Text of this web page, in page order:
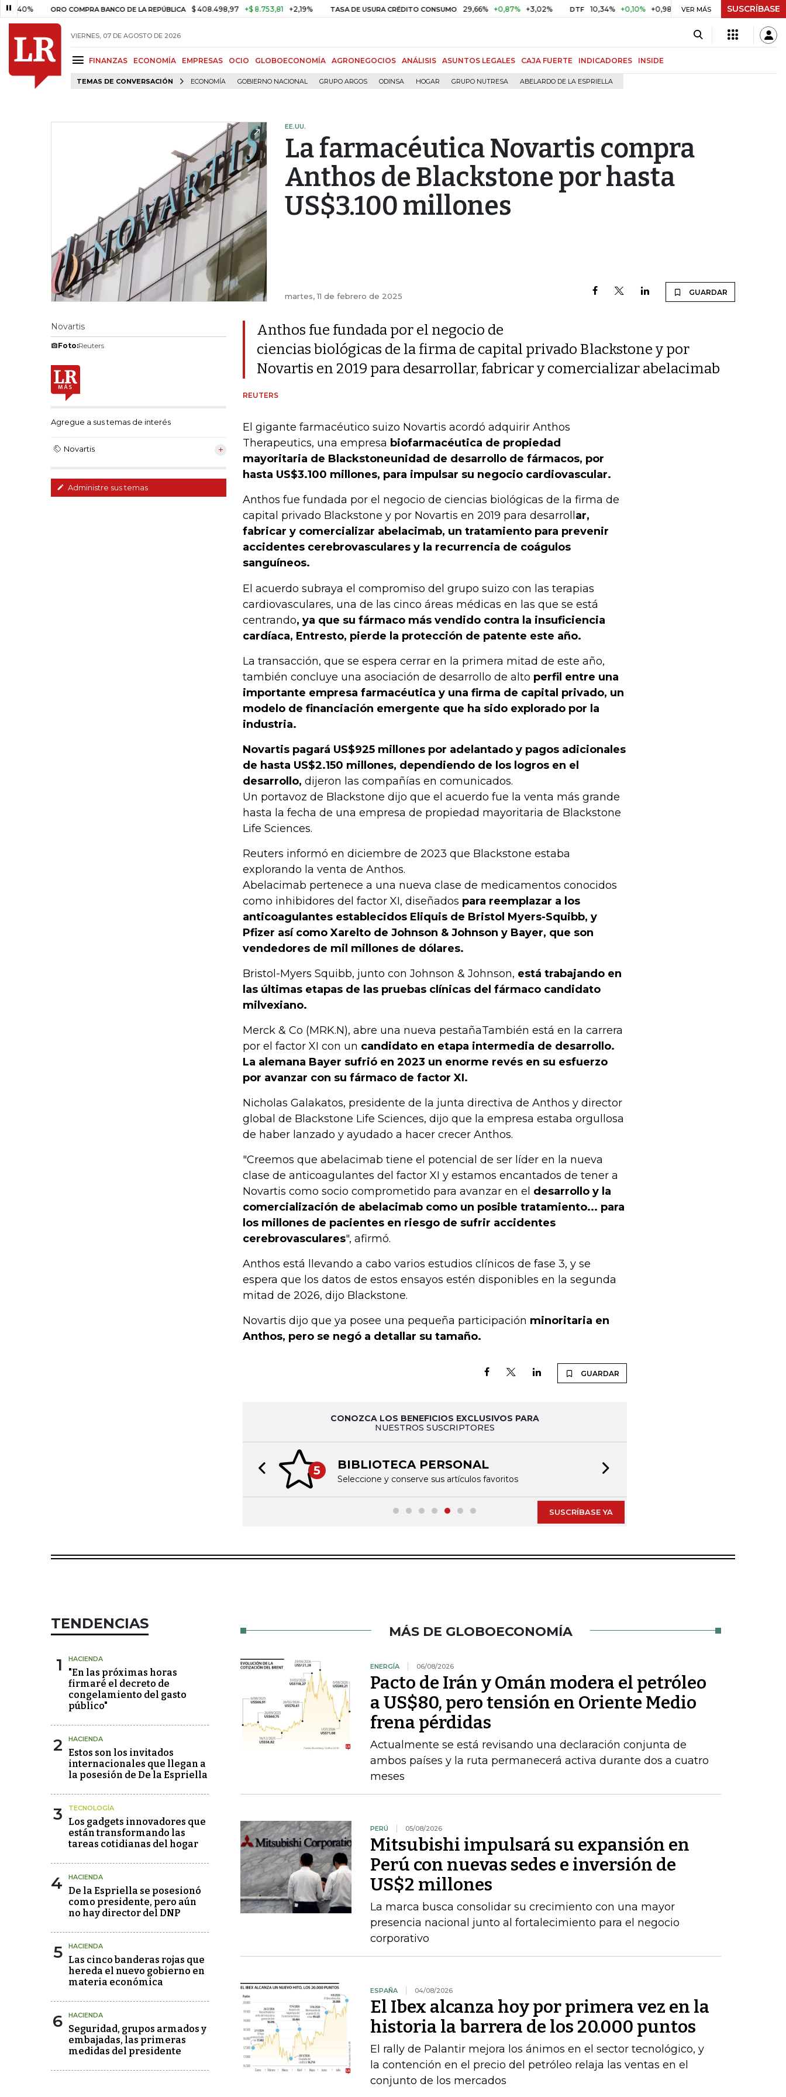
ORO COMPRA BANCO DE LA REPÚBLICA $ 408.498,97 +$ 8.753,81 +2,19% TASA DE USURA CRÉDITO CONSUMO 29,66% +0,87% +3,02% DTF 10,34% +0,10% +0,98% UVR $ 416,91 +$ 0,05 +0,01%
VER MÁS SUSCRÍBASE
VIERNES, 07 DE AGOSTO DE 2026
FINANZAS ECONOMÍA EMPRESAS OCIO GLOBOECONOMÍA AGRONEGOCIOS ANÁLISIS ASUNTOS LEGALES CAJA FUERTE INDICADORES INSIDE
TEMAS DE CONVERSACIÓN ECONOMÍA GOBIERNO NACIONAL GRUPO ARGOS ODINSA HOGAR GRUPO NUTRESA ABELARDO DE LA ESPRIELLA
EE.UU.
La farmacéutica Novartis compra
Anthos de Blackstone por hasta
US$3.100 millones
martes, 11 de febrero de 2025 GUARDAR
Novartis
Foto:Reuters
Agregue a sus temas de interés
Novartis
Administre sus temas
Anthos fue fundada por el negocio de
ciencias biológicas de la firma de capital privado Blackstone y por
Novartis en 2019 para desarrollar, fabricar y comercializar abelacimab
REUTERS
El gigante farmacéutico suizo Novartis acordó adquirir Anthos
Therapeutics, una empresa biofarmacéutica de propiedad
mayoritaria de Blackstoneunidad de desarrollo de fármacos, por
hasta US$3.100 millones, para impulsar su negocio cardiovascular.
Anthos fue fundada por el negocio de ciencias biológicas de la firma de
capital privado Blackstone y por Novartis en 2019 para desarroll ar,
fabricar y comercializar abelacimab, un tratamiento para prevenir
accidentes cerebrovasculares y la recurrencia de coágulos
sanguíneos.
El acuerdo subraya el compromiso del grupo suizo con las terapias
cardiovasculares, una de las cinco áreas médicas en las que se está
centrando, ya que su fármaco más vendido contra la insuficiencia
cardíaca, Entresto, pierde la protección de patente este año.
La transacción, que se espera cerrar en la primera mitad de este año,
también concluye una asociación de desarrollo de alto perfil entre una
importante empresa farmacéutica y una firma de capital privado, un
modelo de financiación emergente que ha sido explorado por la
industria.
Novartis pagará US$925 millones por adelantado y pagos adicionales
de hasta US$2.150 millones, dependiendo de los logros en el
desarrollo, dijeron las compañías en comunicados.
Un portavoz de Blackstone dijo que el acuerdo fue la venta más grande
hasta la fecha de una empresa de propiedad mayoritaria de Blackstone
Life Sciences.
Reuters informó en diciembre de 2023 que Blackstone estaba
explorando la venta de Anthos.
Abelacimab pertenece a una nueva clase de medicamentos conocidos
como inhibidores del factor XI, diseñados para reemplazar a los
anticoagulantes establecidos Eliquis de Bristol Myers-Squibb, y
Pfizer así como Xarelto de Johnson & Johnson y Bayer, que son
vendedores de mil millones de dólares.
Bristol-Myers Squibb, junto con Johnson & Johnson, está trabajando en
las últimas etapas de las pruebas clínicas del fármaco candidato
milvexiano.
Merck & Co (MRK.N), abre una nueva pestañaTambién está en la carrera
por el factor XI con un candidato en etapa intermedia de desarrollo.
La alemana Bayer sufrió en 2023 un enorme revés en su esfuerzo
por avanzar con su fármaco de factor XI.
Nicholas Galakatos, presidente de la junta directiva de Anthos y director
global de Blackstone Life Sciences, dijo que la empresa estaba orgullosa
de haber lanzado y ayudado a hacer crecer Anthos.
"Creemos que abelacimab tiene el potencial de ser líder en la nueva
clase de anticoagulantes del factor XI y estamos encantados de tener a
Novartis como socio comprometido para avanzar en el desarrollo y la
comercialización de abelacimab como un posible tratamiento... para
los millones de pacientes en riesgo de sufrir accidentes
cerebrovasculares", afirmó.
Anthos está llevando a cabo varios estudios clínicos de fase 3, y se
espera que los datos de estos ensayos estén disponibles en la segunda
mitad de 2026, dijo Blackstone.
Novartis dijo que ya posee una pequeña participación minoritaria en
Anthos, pero se negó a detallar su tamaño.
GUARDAR
CONOZCA LOS BENEFICIOS EXCLUSIVOS PARA
NUESTROS SUSCRIPTORES
5 BIBLIOTECA PERSONAL
Seleccione y conserve sus artículos favoritos
Previous slide
SUSCRÍBASE YA
TENDENCIAS
1 HACIENDA
"En las próximas horas
firmaré el decreto de
congelamiento del gasto
público"
2 HACIENDA
Estos son los invitados
internacionales que llegan a
la posesión de De la Espriella
3 TECNOLOGÍA
Los gadgets innovadores que
están transformando las
tareas cotidianas del hogar
4 HACIENDA
De la Espriella se posesionó
como presidente, pero aún
no hay director del DNP
5 HACIENDA
Las cinco banderas rojas que
hereda el nuevo gobierno en
materia económica
6 HACIENDA
Seguridad, grupos armados y
embajadas, las primeras
medidas del presidente
MÁS DE GLOBOECONOMÍA
ENERGÍA 06/08/2026
Pacto de Irán y Omán modera el petróleo
a US$80, pero tensión en Oriente Medio
frena pérdidas
Actualmente se está revisando una declaración conjunta de
ambos países y la ruta permanecerá activa durante dos a cuatro
meses
PERÚ 05/08/2026
Mitsubishi impulsará su expansión en
Perú con nuevas sedes e inversión de
US$2 millones
La marca busca consolidar su crecimiento con una mayor
presencia nacional junto al fortalecimiento para el negocio
corporativo
ESPAÑA 04/08/2026
El Ibex alcanza hoy por primera vez en la
historia la barrera de los 20.000 puntos
El rally de Palantir mejora los ánimos en el sector tecnológico, y
la contención en el precio del petróleo relaja las ventas en el
conjunto de los mercados